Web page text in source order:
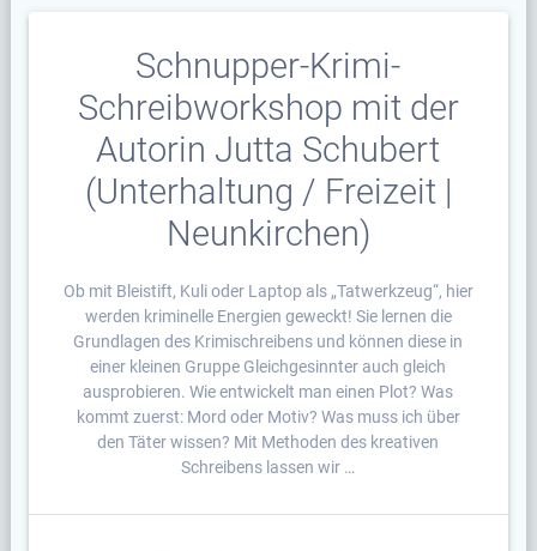
Schnupper-Krimi-
Schreibworkshop mit der
Autorin Jutta Schubert
(Unterhaltung / Freizeit |
Neunkirchen)
Ob mit Bleistift, Kuli oder Laptop als „Tatwerkzeug“, hier
werden kriminelle Energien geweckt! Sie lernen die
Grundlagen des Krimischreibens und können diese in
einer kleinen Gruppe Gleichgesinnter auch gleich
ausprobieren. Wie entwickelt man einen Plot? Was
kommt zuerst: Mord oder Motiv? Was muss ich über
den Täter wissen? Mit Methoden des kreativen
Schreibens lassen wir …